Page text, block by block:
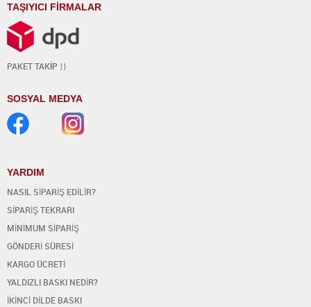
TAŞIYICI FİRMALAR
PAKET TAKİP ⟩⟩
SOSYAL MEDYA
YARDIM
NASIL SİPARİŞ EDİLİR?
SİPARİŞ TEKRARI
MİNİMUM SİPARİŞ
GÖNDERİ SÜRESİ
KARGO ÜCRETİ
YALDIZLI BASKI NEDİR?
İKİNCİ DİLDE BASKI